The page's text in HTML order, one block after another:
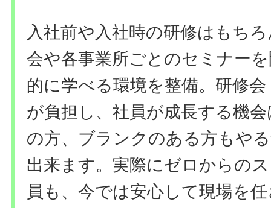
入社前や入社時の研修はもち
会や各事業所ごとのセミナー
的に学べる環境を整備。研修
が負担し、社員が成長する機
の方、ブランクのある方もや
出来ます。実際にゼロからの
員も、今では安心して現場を